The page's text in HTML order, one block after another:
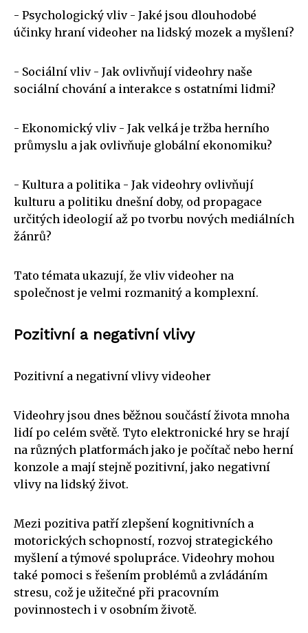
- Psychologický vliv - Jaké jsou dlouhodobé
účinky hraní videoher na lidský mozek a myšlení?
- Sociální vliv - Jak ovlivňují videohry naše
sociální chování a interakce s ostatními lidmi?
- Ekonomický vliv - Jak velká je tržba herního
průmyslu a jak ovlivňuje globální ekonomiku?
- Kultura a politika - Jak videohry ovlivňují
kulturu a politiku dnešní doby, od propagace
určitých ideologií až po tvorbu nových mediálních
žánrů?
Tato témata ukazují, že vliv videoher na
společnost je velmi rozmanitý a komplexní.
Pozitivní a negativní vlivy
Pozitivní a negativní vlivy videoher
Videohry jsou dnes běžnou součástí života mnoha
lidí po celém světě. Tyto elektronické hry se hrají
na různých platformách jako je počítač nebo herní
konzole a mají stejně pozitivní, jako negativní
vlivy na lidský život.
Mezi pozitiva patří zlepšení kognitivních a
motorických schopností, rozvoj strategického
myšlení a týmové spolupráce. Videohry mohou
také pomoci s řešením problémů a zvládáním
stresu, což je užitečné při pracovním
povinnostech i v osobním životě.